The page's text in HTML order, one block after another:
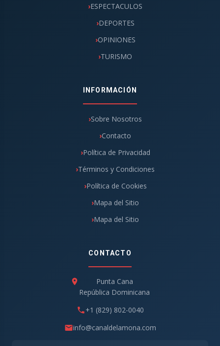
ESPECTACULOS
DEPORTES
OPINIONES
TURISMO
INFORMACIÓN
Sobre Nosotros
Contacto
Política de Privacidad
Términos y Condiciones
Política de Cookies
Mapa del Sitio
Mapa del Sitio
CONTACTO
Punta Cana
República Dominicana
+1 (829) 802-0040
info@canaldelamona.com